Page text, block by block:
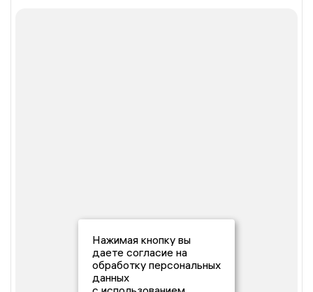
Нажимая кнопку вы
даете согласие на
обработку персональных
данных